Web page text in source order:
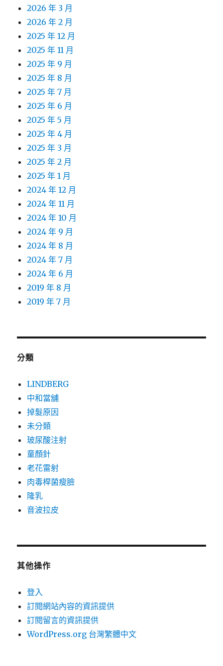
2026 年 3 月
2026 年 2 月
2025 年 12 月
2025 年 11 月
2025 年 9 月
2025 年 8 月
2025 年 7 月
2025 年 6 月
2025 年 5 月
2025 年 4 月
2025 年 3 月
2025 年 2 月
2025 年 1 月
2024 年 12 月
2024 年 11 月
2024 年 10 月
2024 年 9 月
2024 年 8 月
2024 年 7 月
2024 年 6 月
2019 年 8 月
2019 年 7 月
分類
LINDBERG
中和當舖
掉髮原因
未分類
玻尿酸注射
童顏針
老花雷射
肉毒桿菌瘦臉
隆乳
音波拉皮
其他操作
登入
訂閱網站內容的資訊提供
訂閱留言的資訊提供
WordPress.org 台灣繁體中文